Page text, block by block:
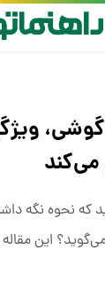
که نحوه نگه
این مقاله